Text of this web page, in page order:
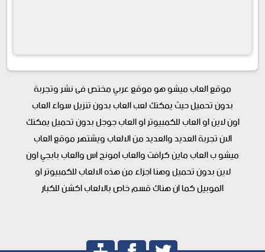
موقع العاب ميشو هو موقع عربي مختص فى نشر وتجربة
بدون تحميل حيث يمكنك لعب العاب بدون تنزيل سواء العاب
اون لاين او العاب للكمبيوتر او العاب جوجل بدون تحميل يمكنك
الان تجربة العديد والعديد من الالعاب ويشتهر موقع العاب
ميشو ب العاب ماين كرافت والعاب امونج اس والعاب بابجي اون
لاين بدون تحميل وهنا اجزاء من هذه الالعاب للكمبيوتر او
الموبيل كما ان هناك قسم خاص بالالعاب اكشن للكبار